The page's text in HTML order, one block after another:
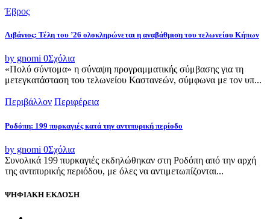
Έβρος
Λιβάνιος: Τέλη του ’26 ολοκληρώνεται η αναβάθμιση του τελωνείου Κήπων
by gnomi 0Σχόλια
«Πολύ σύντομα» η σύναψη προγραμματικής σύμβασης για τη
μετεγκατάσταση του τελωνείου Καστανεών, σύμφωνα με τον υπ...
Περιβάλλον Περιφέρεια
Ροδόπη: 199 πυρκαγιές κατά την αντιπυρική περίοδο
by gnomi 0Σχόλια
Συνολικά 199 πυρκαγιές εκδηλώθηκαν στη Ροδόπη από την αρχή
της αντιπυρικής περιόδου, με όλες να αντιμετωπίζονται...
ΨΗΦΙΑΚΗ ΕΚΔΟΣΗ